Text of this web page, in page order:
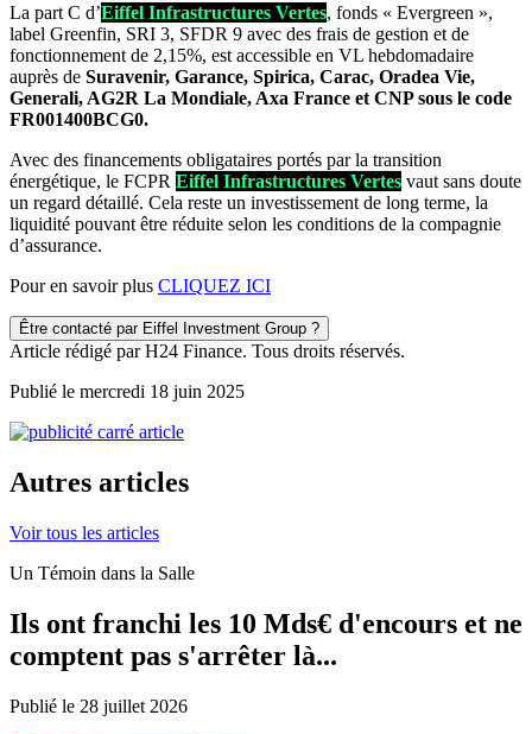
La part C d’Eiffel Infrastructures Vertes, fonds « Evergreen »,
label Greenfin, SRI 3, SFDR 9 avec des frais de gestion et de
fonctionnement de 2,15%, est accessible en VL hebdomadaire
auprès de Suravenir, Garance, Spirica, Carac, Oradea Vie,
Generali, AG2R La Mondiale, Axa France et CNP sous le code
FR001400BCG0.
Avec des financements obligataires portés par la transition
énergétique, le FCPR Eiffel Infrastructures Vertes vaut sans doute
un regard détaillé. Cela reste un investissement de long terme, la
liquidité pouvant être réduite selon les conditions de la compagnie
d’assurance.
Pour en savoir plus CLIQUEZ ICI
Être contacté par Eiffel Investment Group ?
Article rédigé par H24 Finance. Tous droits réservés.
Publié le mercredi 18 juin 2025
Autres articles
Voir tous les articles
Un Témoin dans la Salle
Ils ont franchi les 10 Mds€ d'encours et ne
comptent pas s'arrêter là...
Publié le 28 juillet 2026